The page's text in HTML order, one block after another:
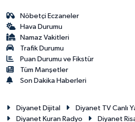
Nöbetçi Eczaneler
Hava Durumu
Namaz Vakitleri
Trafik Durumu
Puan Durumu ve Fikstür
Tüm Manşetler
Son Dakika Haberleri
Diyanet Dijital Diyanet TV Canlı
Diyanet Kuran Radyo
Diyanet